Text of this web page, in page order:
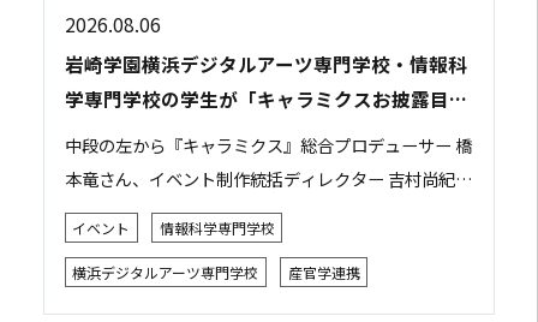
2026.08.06
岩崎学園横浜デジタルアーツ専門学校・情報科
学専門学校の学生が「キャラミクスお披露目イ
ベント」の運営スタッフとして参加しました
中段の左から『キャラミクス』総合プロデューサー 橋
本竜さん、イベント制作統括ディレクター 吉村尚紀さ
ん 2026年8月2日、都内で開催された株式会社リモア
主催の「キャラミクスお披露目イベント」...
イベント 情報科学専門学校
横浜デジタルアーツ専門学校 産官学連携